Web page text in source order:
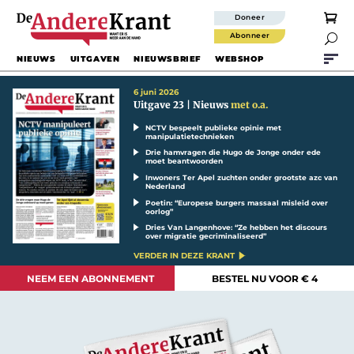
Doneer
Abonneer 
NIEUWS UITGAVEN NIEUWSBRIEF WEBSHOP
6 juni 2026
Uitgave 23 | Nieuwsmet o.a.
NCTV bespeelt publieke opinie met
manipulatietechnieken
Drie hamvragen die Hugo de Jonge onder ede
moet beantwoorden
Inwoners Ter Apel zuchten onder grootste azc van
Nederland
Poetin: “Europese burgers massaal misleid over
oorlog”
Dries Van Langenhove: “Ze hebben het discours
over migratie gecriminaliseerd”
VERDER IN DEZE KRANT
NEEM EEN ABONNEMENT BESTEL NU VOOR € 4